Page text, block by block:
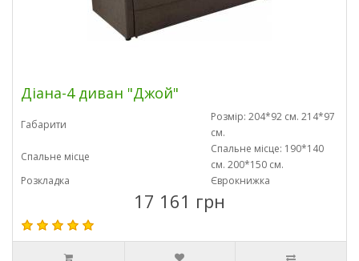
Діана-4 диван "Джой"
Габарити
Розмір: 204*92 см. 214*97
см.
Спальне місце
Спальне місце: 190*140
см. 200*150 см.
Розкладка
Єврокнижка
17 161 грн